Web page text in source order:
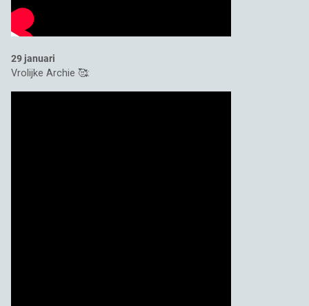
29 januari
Vrolijke Archie 🥰: